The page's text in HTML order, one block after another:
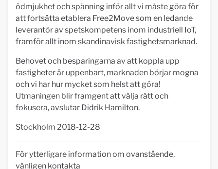
ödmjukhet och spänning inför allt vi måste göra för
att fortsätta etablera Free2Move som en ledande
leverantör av spetskompetens inom industriell IoT,
framför allt inom skandinavisk fastighetsmarknad.
Behovet och besparingarna av att koppla upp
fastigheter är uppenbart, marknaden börjar mogna
och vi har hur mycket som helst att göra!
Utmaningen blir framgent att välja rätt och
fokusera, avslutar Didrik Hamilton.
Stockholm 2018-12-28
För ytterligare information om ovanstående,
vänligen kontakta